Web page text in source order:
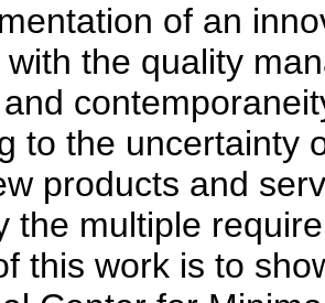
of an
the quality
to the uncertainty
products and
the multiple
this work is to